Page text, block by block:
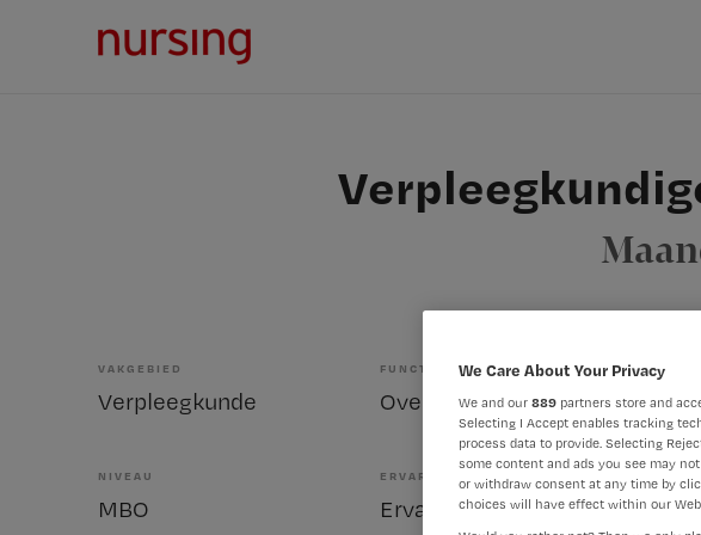
VAKGEBIED
Verpleegkunde
FUNCTIE
Overige beroepen verpleegkunde
NIVEAU
MBO
ERVARING
Ervaren
We Care About Your Privacy
We and our 889 partners store and
Selecting I Accept enables tracking
process data to provide. Selecting
some content and ads you see may
or withdraw consent at any time by
choices will have effect within our